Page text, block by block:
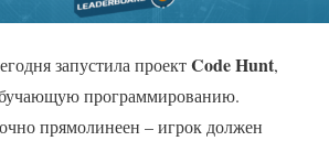
запустила проектCode Hunt,
программированию.
прямолинеен – игрок должен